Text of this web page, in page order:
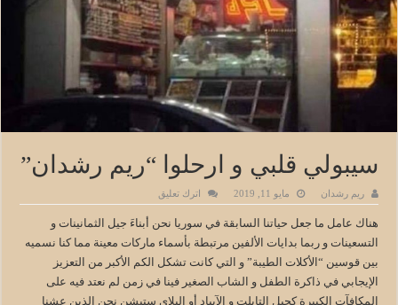
سيبولي قلبي و ارحلوا “ريم رشدان”
ريم رشدان مايو 11, 2019 اترك تعليق
هناك عامل ما جعل حياتنا السابقة في سوريا نحن أبناءَ جيل الثمانينات و
التسعينات و ربما بدايات الألفين مرتبطة بأسماء ماركات معينة مما كنا نسميه
بين قوسين “الأكلات الطيبة” و التي كانت تشكل الكم الأكبر من التعزيز
الإيجابي في ذاكرة الطفل و الشاب الصغير فينا في زمن لم نعتد فيه على
المكافآت الكبيرة كجيل التابلت و الآيباد أو البلاي ستيشن نحن الذين عشنا